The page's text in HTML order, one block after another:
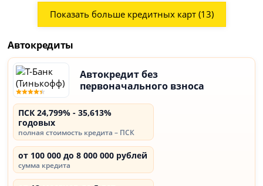
Показать больше кредитных карт (13)
Автокредиты
Автокредит без
первоначального взноса
ПСК 24,799% - 35,613%
годовых
полная стоимость кредита – ПСК
от 100 000 до 8 000 000 рублей
сумма кредита